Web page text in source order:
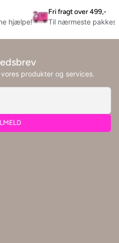
hjælpe!
Fri fragt over 499,-
Til nærmeste
produkter og services.